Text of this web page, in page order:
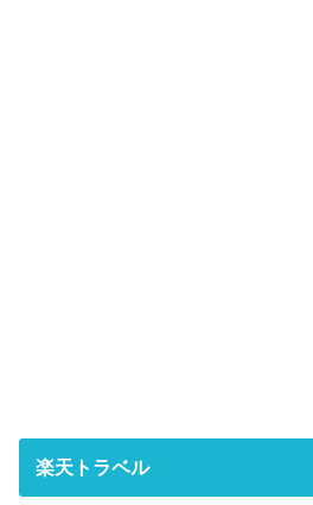
楽天トラベル